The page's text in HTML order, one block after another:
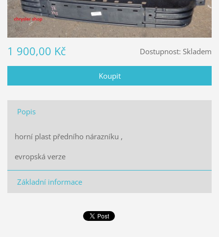
Dostupnost: Skladem
1 900,00 Kč
Popis
horní plast předního nárazníku ,
evropská verze
Základní informace